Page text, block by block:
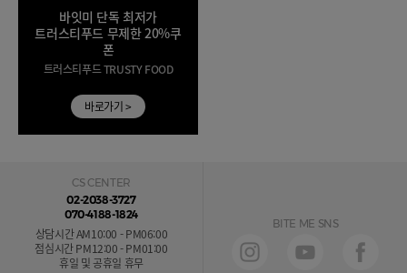
바잇미 단독 최저가
트러스티푸드 무제한 20%쿠
폰
트러스티푸드 TRUSTY FOOD
바로가기 >
CS CENTER
02-2038-3727
070-4188-1824
상담시간 AM10:00 - PM06:00
점심시간 PM12:00 - PM01:00
휴일 및 공휴일 휴무
BITE ME SNS